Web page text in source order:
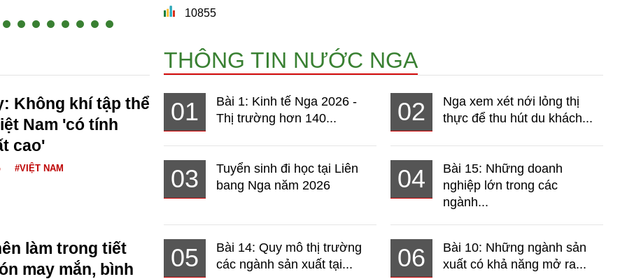
10855
Không khí tập thể
Nam 'có tính
cao'
#VIỆT NAM
làm trong tiết
may mắn, bình
THÔNG TIN NƯỚC NGA
01
Bài 1: Kinh tế Nga 2026 -
Thị trường hơn 140...
02
Nga xem xét nới lỏng thị
thực để thu hút du khách...
03
Tuyển sinh đi học tại Liên
bang Nga năm 2026
04
Bài 15: Những doanh
nghiệp lớn trong các
ngành...
05
Bài 14: Quy mô thị trường
các ngành sản xuất tại...
06
Bài 10: Những ngành sản
xuất có khả năng mở ra...